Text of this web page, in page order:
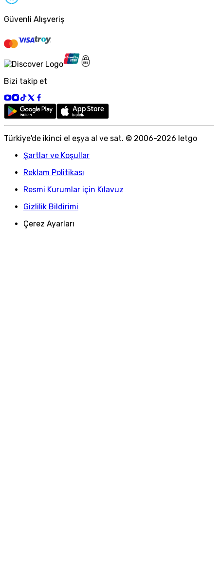
Güvenli Alışveriş
Bizi takip et
Türkiye'de ikinci el eşya al ve sat. © 2006-2026 letgo
Şartlar ve Koşullar
Reklam Politikası
Resmi Kurumlar için Kılavuz
Gizlilik Bildirimi
Çerez Ayarları